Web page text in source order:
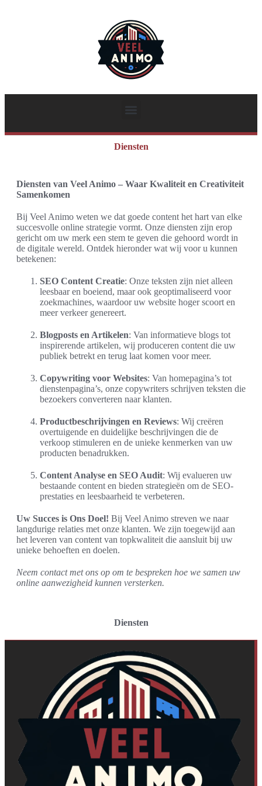
Diensten
Diensten van Veel Animo – Waar Kwaliteit en Creativiteit
Samenkomen
Bij Veel Animo weten we dat goede content het hart van elke
succesvolle online strategie vormt. Onze diensten zijn erop
gericht om uw merk een stem te geven die gehoord wordt in
de digitale wereld. Ontdek hieronder wat wij voor u kunnen
betekenen:
SEO Content Creatie: Onze teksten zijn niet alleen
leesbaar en boeiend, maar ook geoptimaliseerd voor
zoekmachines, waardoor uw website hoger scoort en
meer verkeer genereert.
Blogposts en Artikelen: Van informatieve blogs tot
inspirerende artikelen, wij produceren content die uw
publiek betrekt en terug laat komen voor meer.
Copywriting voor Websites: Van homepagina’s tot
dienstenpagina’s, onze copywriters schrijven teksten die
bezoekers converteren naar klanten.
Productbeschrijvingen en Reviews: Wij creëren
overtuigende en duidelijke beschrijvingen die de
verkoop stimuleren en de unieke kenmerken van uw
producten benadrukken.
Content Analyse en SEO Audit: Wij evalueren uw
bestaande content en bieden strategieën om de SEO-
prestaties en leesbaarheid te verbeteren.
Uw Succes is Ons Doel! Bij Veel Animo streven we naar
langdurige relaties met onze klanten. We zijn toegewijd aan
het leveren van content van topkwaliteit die aansluit bij uw
unieke behoeften en doelen.
Neem contact met ons op om te bespreken hoe we samen uw
online aanwezigheid kunnen versterken.
Diensten